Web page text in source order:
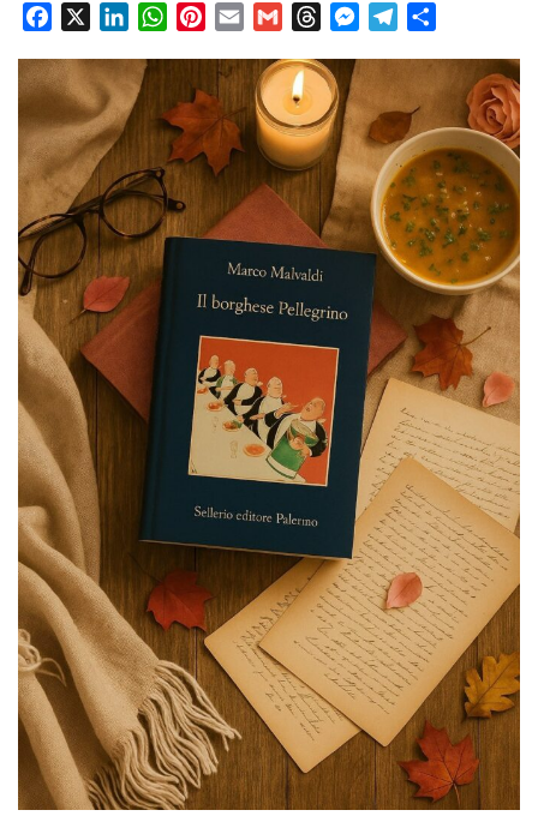
Facebook LinkedInWhatsAppPinterest
Email Gmail ThreadsMessenger
Telegram